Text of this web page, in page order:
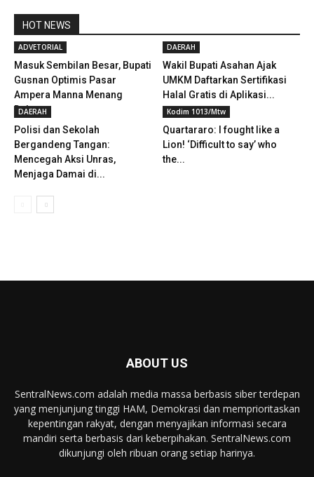
HOT NEWS
ADVETORIAL
Masuk Sembilan Besar, Bupati
Gusnan Optimis Pasar
Ampera Manna Menang
Dalam...
DAERAH
Wakil Bupati Asahan Ajak
UMKM Daftarkan Sertifikasi
Halal Gratis di Aplikasi...
DAERAH
Polisi dan Sekolah
Bergandeng Tangan:
Mencegah Aksi Unras,
Menjaga Damai di...
Kodim 1013/Mtw
Quartararo: I fought like a
Lion! ‘Difficult to say’ who
the...
ABOUT US
SentralNews.com adalah media massa berbasis siber terdepan
yang menjunjung tinggi HAM, Demokrasi dan memprioritaskan
kepentingan rakyat, dengan menyajikan informasi secara
mandiri serta berbasis dari keberpihakan. SentralNews.com
dikunjungi oleh ribuan orang setiap harinya.